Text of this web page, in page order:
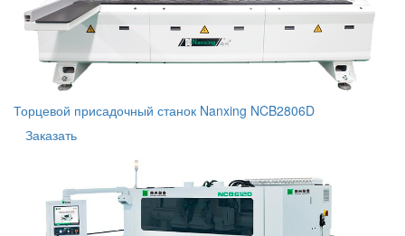
Торцевой присадочный станок Nanxing NCB2806D
Заказать